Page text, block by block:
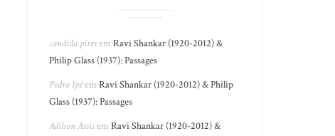
candida piresemRavi Shankar (1920-2012) &
Philip Glass (1937): Passages
Pedro IpêemRavi Shankar (1920-2012) & Philip
Glass (1937): Passages
Adilson AssisemRavi Shankar (1920-2012) &